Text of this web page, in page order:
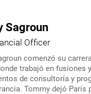
Sagroun
Officer
comenzó su
trabajó en fusiones
de consultoría y
Tommy dejó París